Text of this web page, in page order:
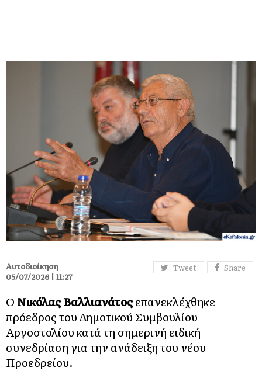
Tweet Share
Αυτοδιοίκηση
05/07/2026 | 11:27
Ο Νικόλας Βαλλιανάτοςεπανεκλέχθηκε
πρόεδρος του Δημοτικού Συμβουλίου
Αργοστολίου κατά τη σημερινή ειδική
συνεδρίαση για την ανάδειξη του νέου
Προεδρείου.